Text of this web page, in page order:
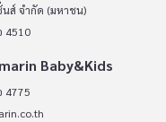
นส์ จำกัด (มหาชน)
4510
Baby&Kids
4775